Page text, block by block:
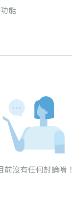
能
前沒有任何討論唷！